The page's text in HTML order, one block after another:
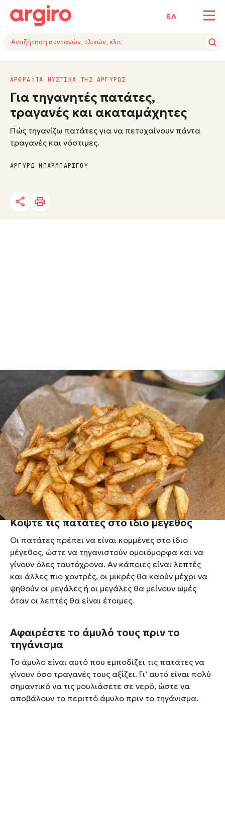
ΕΛ
ΑΡΘΡΑ ΤΑ ΜΥΣΤΙΚΑ ΤΗΣ ΑΡΓΥΡΩΣ
Για τηγανητές πατάτες,
τραγανές και ακαταμάχητες
Πώς τηγανίζω πατάτες για να πετυχαίνουν πάντα
τραγανές και νόστιμες.
ΑΡΓΥΡΩ ΜΠΑΡΜΠΑΡΙΓΟΥ
Τα μυστικά για τις τέλειες τραγανές
τηγανητές πατάτες
Τιςτηγανητές πατάτεςτις αγαπούν όλοι, είτε σκέτες
είτε ως συνοδευτικό. Όταν μάλιστα είναι
καλοτηγανισμένες, χρυσορόδινες και τραγανές,
πραγματικά κλέβουν καρδιές. Εδώ μοιράζομαι μαζί
σας όλα μου τα μυστικά για να φτιάχνετε τις τέλειες
τηγανητές πατάτες, κάθε φορά.
Κόψτε τις πατάτες στο ίδιο μέγεθος
Οι πατάτες πρέπει να είναι κομμένες στο ίδιο
μέγεθος, ώστε να τηγανιστούν ομοιόμορφα και να
γίνουν όλες ταυτόχρονα. Αν κάποιες είναι λεπτές
και άλλες πιο χοντρές, οι μικρές θα καούν μέχρι να
ψηθούν οι μεγάλες ή οι μεγάλες θα μείνουν ωμές
όταν οι λεπτές θα είναι έτοιμες.
Αφαιρέστε το άμυλό τους πριν το
τηγάνισμα
Το άμυλο είναι αυτό που εμποδίζει τις πατάτες να
γίνουν όσο τραγανές τους αξίζει. Γι’ αυτό είναι πολύ
σημαντικό να τις μουλιάσετε σε νερό, ώστε να
αποβάλουν το περιττό άμυλο πριν το τηγάνισμα.